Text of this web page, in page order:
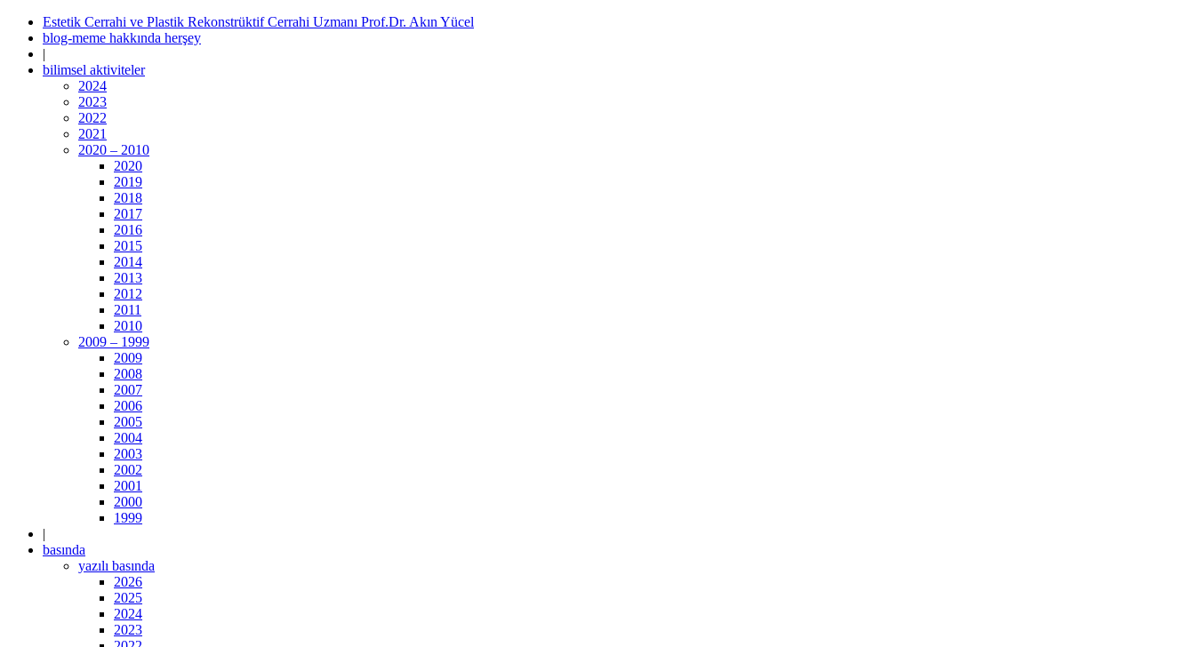
Estetik Cerrahi ve Plastik Rekonstrüktif Cerrahi Uzmanı Prof.Dr. Akın Yücel
blog-meme hakkında herşey
|
bilimsel aktiviteler
2024
2023
2022
2021
2020 – 2010
2020
2019
2018
2017
2016
2015
2014
2013
2012
2011
2010
2009 – 1999
2009
2008
2007
2006
2005
2004
2003
2002
2001
2000
1999
|
basında
yazılı basında
2026
2025
2024
2023